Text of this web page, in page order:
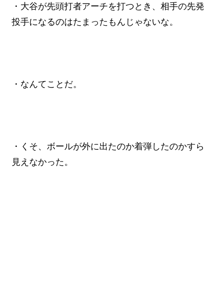
・大谷が先頭打者アーチを打つとき、相手の先発
投手になるのはたまったもんじゃないな。
・なんてことだ。
・くそ、ボールが外に出たのか着弾したのかすら
見えなかった。